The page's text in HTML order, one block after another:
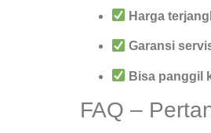
Harga
Garansi
Bisa panggil
FAQ –